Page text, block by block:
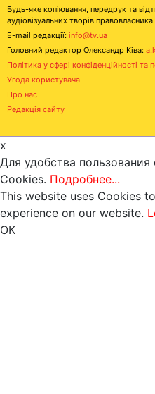
Будь-яке копіювання, передрук та
аудіовізуальних творів
E-mail редакції: info@tv.ua
Головний редактор Олександр Ківа:
Політика у сфері конфіденційності та
Угода користувача
Про нас
Редакція сайту
x
Для удобства
Cookies. Подробнее...
This website uses Cookies
experience on our website.
OK